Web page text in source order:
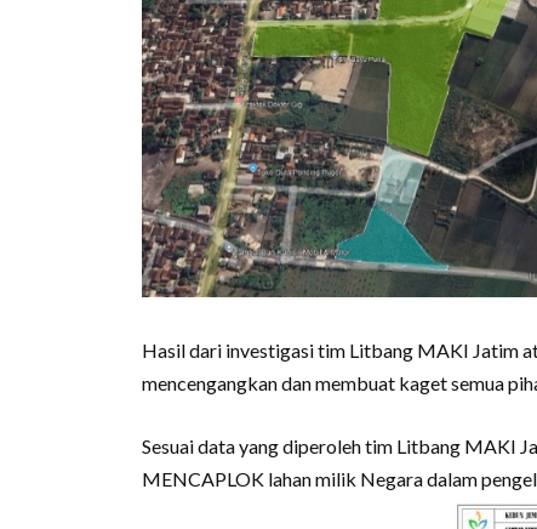
Hasil dari investigasi tim Litbang MAKI Jatim
mencengangkan dan membuat kaget semua
Sesuai data yang diperoleh tim Litbang MAKI
MENCAPLOK lahan milik Negara dalam